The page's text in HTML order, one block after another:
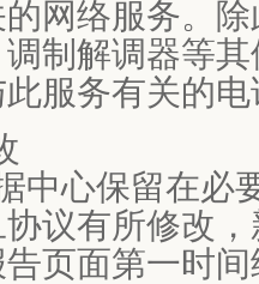
网络服务。
调制解调器等
服务有关的
心保留在必
议有所修改
页面第一时